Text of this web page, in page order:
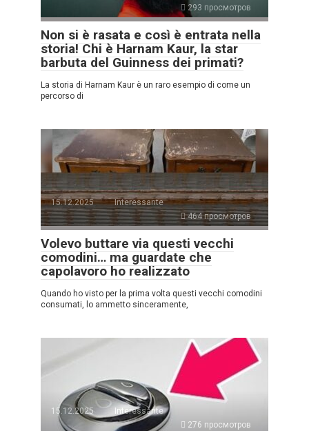
293 просмотров
Non si è rasata e così è entrata nella
storia! Chi è Harnam Kaur, la star
barbuta del Guinness dei primati?
La storia di Harnam Kaur è un raro esempio di come un
percorso di
15.12.2025
Interessante
464 просмотров
Volevo buttare via questi vecchi
comodini… ma guardate che
capolavoro ho realizzato
Quando ho visto per la prima volta questi vecchi comodini
consumati, lo ammetto sinceramente,
15.12.2025
Interessante
276 просмотров